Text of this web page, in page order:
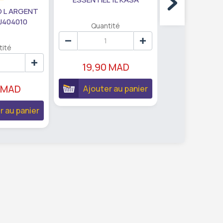
L ARGENT
au panier
Quantité
19,90 MAD
Ajouter au panier